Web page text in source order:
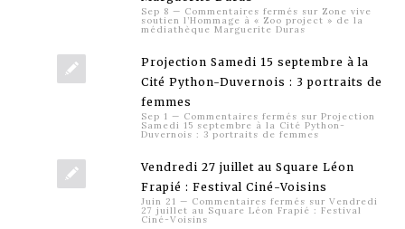
Sep 8 — Commentaires fermés sur Zone vive
soutien l’Hommage à « Zoo project » de la
médiathèque Marguerite Duras
Projection Samedi 15 septembre à la
Cité Python-Duvernois : 3 portraits de
femmes
Sep 1 — Commentaires fermés sur Projection
Samedi 15 septembre à la Cité Python-
Duvernois : 3 portraits de femmes
Vendredi 27 juillet au Square Léon
Frapié : Festival Ciné-Voisins
Juin 21 — Commentaires fermés sur Vendredi
27 juillet au Square Léon Frapié : Festival
Ciné-Voisins